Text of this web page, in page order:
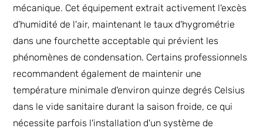
mécanique. Cet équipement extrait activement l'excès
d'humidité de l'air, maintenant le taux d'hygrométrie
dans une fourchette acceptable qui prévient les
phénomènes de condensation. Certains professionnels
recommandent également de maintenir une
température minimale d'environ quinze degrés Celsius
dans le vide sanitaire durant la saison froide, ce qui
nécessite parfois l'installation d'un système de